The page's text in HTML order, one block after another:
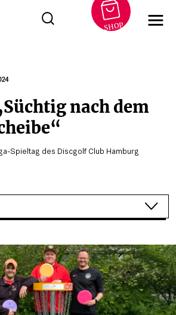
SHOP
nach dem
Spieltag des Discgolf Club Hamburg
BEWEGUNGSABLAUF...
MIT SPANNEND...